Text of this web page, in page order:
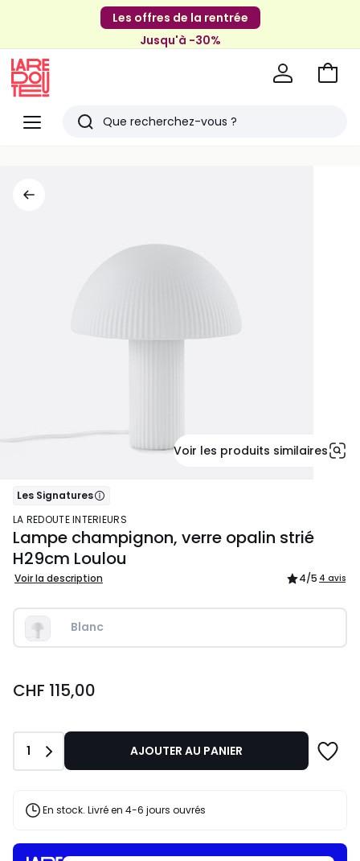
Les offres de la rentrée
Jusqu'à -30%
Menu
Redoute
Rechercher
Aller
Voir les produits similaires
Les Signatures
LA REDOUTE INTERIEURS
Lampe champignon, verre opalin strié
H29cm Loulou
Voir la description 4/5 4 avis
Blanc
115,00.
CHF 115,00
Quantité
1 AJOUTER AU PANIER
En stock. Livré en 4-6 jours ouvrés